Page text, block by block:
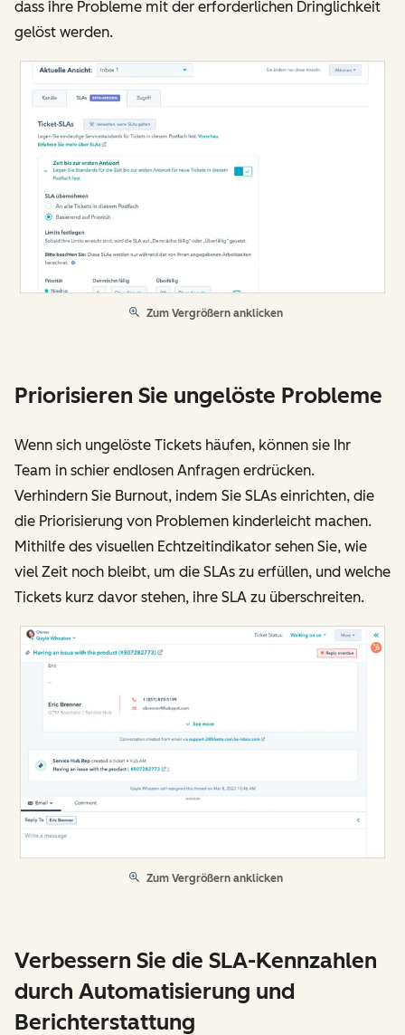
dass ihre Probleme mit der erforderlichen Dringlichkeit
gelöst werden.
Zum Vergrößern anklicken
Priorisieren Sie ungelöste Probleme
Wenn sich ungelöste Tickets häufen, können sie Ihr
Team in schier endlosen Anfragen erdrücken.
Verhindern Sie Burnout, indem Sie SLAs einrichten, die
die Priorisierung von Problemen kinderleicht machen.
Mithilfe des visuellen Echtzeitindikator sehen Sie, wie
viel Zeit noch bleibt, um die SLAs zu erfüllen, und welche
Tickets kurz davor stehen, ihre SLA zu überschreiten.
Zum Vergrößern anklicken
Verbessern Sie die SLA-Kennzahlen
durch Automatisierung und
Berichterstattung